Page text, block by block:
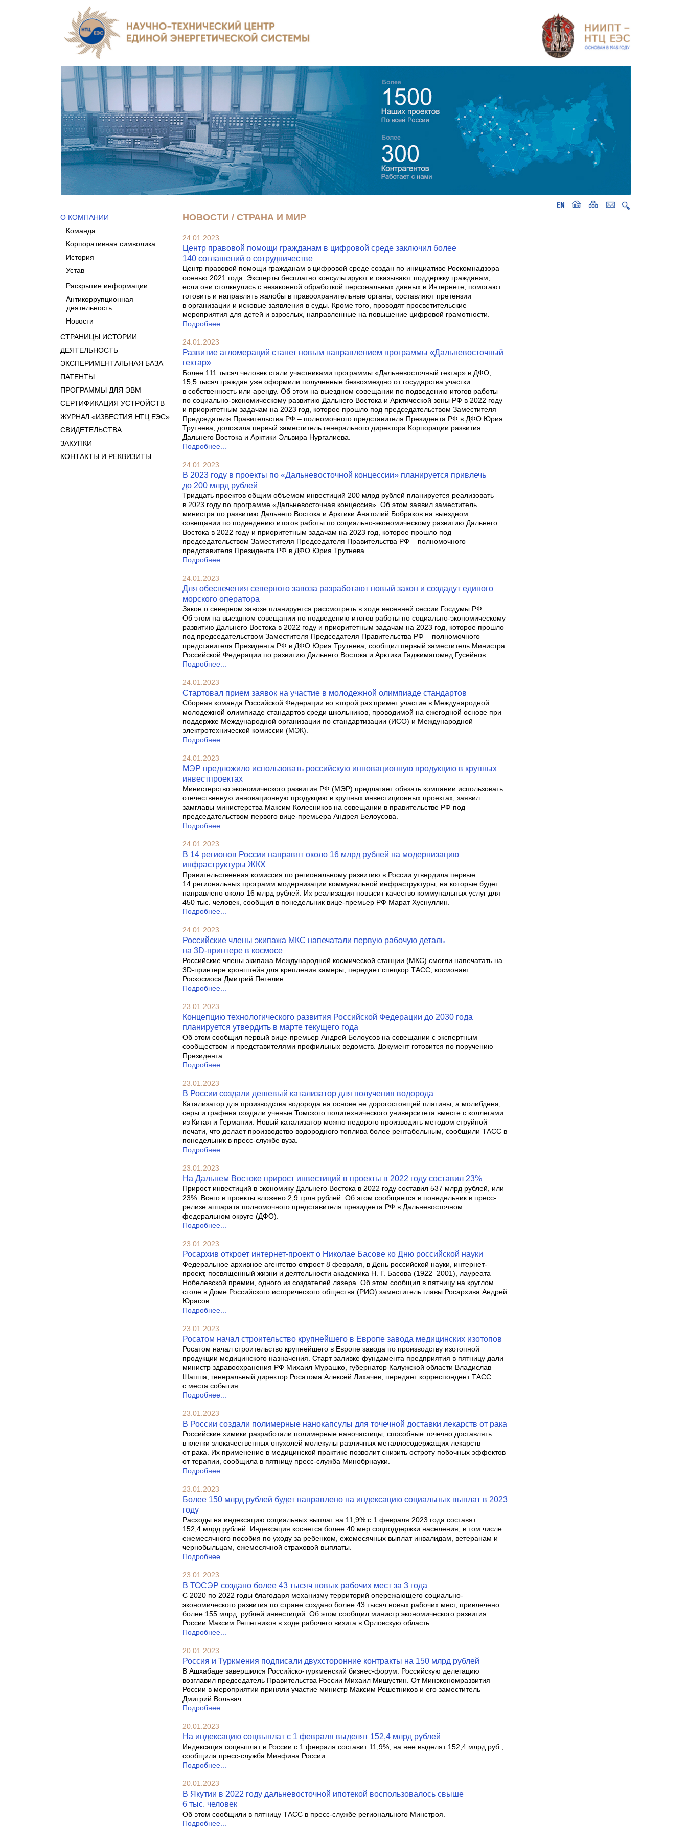
О КОМПАНИИ
Команда
Корпоративная символика
История
Устав
Раскрытие информации
Антикоррупционная
деятельность
Новости
СТРАНИЦЫ ИСТОРИИ
ДЕЯТЕЛЬНОСТЬ
ЭКСПЕРИМЕНТАЛЬНАЯ БАЗА
ПАТЕНТЫ
ПРОГРАММЫ ДЛЯ ЭВМ
СЕРТИФИКАЦИЯ УСТРОЙСТВ
ЖУРНАЛ «ИЗВЕСТИЯ НТЦ ЕЭС»
СВИДЕТЕЛЬСТВА
ЗАКУПКИ
КОНТАКТЫ И РЕКВИЗИТЫ
НОВОСТИ / СТРАНА И МИР
24.01.2023
Центр правовой помощи гражданам в цифровой среде заключил более
140 соглашений о сотрудничестве
Центр правовой помощи гражданам в цифровой среде создан по инициативе Роскомнадзора
осенью 2021 года. Эксперты бесплатно консультируют и оказывают поддержку гражданам,
если они столкнулись с незаконной обработкой персональных данных в Интернете, помогают
готовить и направлять жалобы в правоохранительные органы, составляют претензии
в организации и исковые заявления в суды. Кроме того, проводят просветительские
мероприятия для детей и взрослых, направленные на повышение цифровой грамотности.
Подробнее...
24.01.2023
Развитие агломераций станет новым направлением программы «Дальневосточный
гектар»
Более 111 тысяч человек стали участниками программы «Дальневосточный гектар» в ДФО,
15,5 тысяч граждан уже оформили полученные безвозмездно от государства участки
в собственность или аренду. Об этом на выездном совещании по подведению итогов работы
по социально-экономическому развитию Дальнего Востока и Арктической зоны РФ в 2022 году
и приоритетным задачам на 2023 год, которое прошло под председательством Заместителя
Председателя Правительства РФ – полномочного представителя Президента РФ в ДФО Юрия
Трутнева, доложила первый заместитель генерального директора Корпорации развития
Дальнего Востока и Арктики Эльвира Нургалиева.
Подробнее...
24.01.2023
В 2023 году в проекты по «Дальневосточной концессии» планируется привлечь
до 200 млрд рублей
Тридцать проектов общим объемом инвестиций 200 млрд рублей планируется реализовать
в 2023 году по программе «Дальневосточная концессия». Об этом заявил заместитель
министра по развитию Дальнего Востока и Арктики Анатолий Бобраков на выездном
совещании по подведению итогов работы по социально-экономическому развитию Дальнего
Востока в 2022 году и приоритетным задачам на 2023 год, которое прошло под
председательством Заместителя Председателя Правительства РФ – полномочного
представителя Президента РФ в ДФО Юрия Трутнева.
Подробнее...
24.01.2023
Для обеспечения северного завоза разработают новый закон и создадут единого
морского оператора
Закон о северном завозе планируется рассмотреть в ходе весенней сессии Госдумы РФ.
Об этом на выездном совещании по подведению итогов работы по социально-экономическому
развитию Дальнего Востока в 2022 году и приоритетным задачам на 2023 год, которое прошло
под председательством Заместителя Председателя Правительства РФ – полномочного
представителя Президента РФ в ДФО Юрия Трутнева, сообщил первый заместитель Министра
Российской Федерации по развитию Дальнего Востока и Арктики Гаджимагомед Гусейнов.
Подробнее...
24.01.2023
Стартовал прием заявок на участие в молодежной олимпиаде стандартов
Сборная команда Российской Федерации во второй раз примет участие в Международной
молодежной олимпиаде стандартов среди школьников, проводимой на ежегодной основе при
поддержке Международной организации по стандартизации (ИСО) и Международной
электротехнической комиссии (МЭК).
Подробнее...
24.01.2023
МЭР предложило использовать российскую инновационную продукцию в крупных
инвестпроектах
Министерство экономического развития РФ (МЭР) предлагает обязать компании использовать
отечественную инновационную продукцию в крупных инвестиционных проектах, заявил
замглавы министерства Максим Колесников на совещании в правительстве РФ под
председательством первого вице-премьера Андрея Белоусова.
Подробнее...
24.01.2023
В 14 регионов России направят около 16 млрд рублей на модернизацию
инфраструктуры ЖКХ
Правительственная комиссия по региональному развитию в России утвердила первые
14 региональных программ модернизации коммунальной инфраструктуры, на которые будет
направлено около 16 млрд рублей. Их реализация повысит качество коммунальных услуг для
450 тыс. человек, сообщил в понедельник вице-премьер РФ Марат Хуснуллин.
Подробнее...
24.01.2023
Российские члены экипажа МКС напечатали первую рабочую деталь
на 3D-принтере в космосе
Российские члены экипажа Международной космической станции (МКС) смогли напечатать на
3D-принтере кронштейн для крепления камеры, передает спецкор ТАСС, космонавт
Роскосмоса Дмитрий Петелин.
Подробнее...
23.01.2023
Концепцию технологического развития Российской Федерации до 2030 года
планируется утвердить в марте текущего года
Об этом сообщил первый вице-премьер Андрей Белоусов на совещании с экспертным
сообществом и представителями профильных ведомств. Документ готовится по поручению
Президента.
Подробнее...
23.01.2023
В России создали дешевый катализатор для получения водорода
Катализатор для производства водорода на основе не дорогостоящей платины, а молибдена,
серы и графена создали ученые Томского политехнического университета вместе с коллегами
из Китая и Германии. Новый катализатор можно недорого производить методом струйной
печати, что делает производство водородного топлива более рентабельным, сообщили ТАСС в
понедельник в пресс-службе вуза.
Подробнее...
23.01.2023
На Дальнем Востоке прирост инвестиций в проекты в 2022 году составил 23%
Прирост инвестиций в экономику Дальнего Востока в 2022 году составил 537 млрд рублей, или
23%. Всего в проекты вложено 2,9 трлн рублей. Об этом сообщается в понедельник в пресс-
релизе аппарата полномочного представителя президента РФ в Дальневосточном
федеральном округе (ДФО).
Подробнее...
23.01.2023
Росархив откроет интернет-проект о Николае Басове ко Дню российской науки
Федеральное архивное агентство откроет 8 февраля, в День российской науки, интернет-
проект, посвященный жизни и деятельности академика Н. Г. Басова (1922–2001), лауреата
Нобелевской премии, одного из создателей лазера. Об этом сообщил в пятницу на круглом
столе в Доме Российского исторического общества (РИО) заместитель главы Росархива Андрей
Юрасов.
Подробнее...
23.01.2023
Росатом начал строительство крупнейшего в Европе завода медицинских изотопов
Росатом начал строительство крупнейшего в Европе завода по производству изотопной
продукции медицинского назначения. Старт заливке фундамента предприятия в пятницу дали
министр здравоохранения РФ Михаил Мурашко, губернатор Калужской области Владислав
Шапша, генеральный директор Росатома Алексей Лихачев, передает корреспондент ТАСС
с места события.
Подробнее...
23.01.2023
В России создали полимерные нанокапсулы для точечной доставки лекарств от рака
Российские химики разработали полимерные наночастицы, способные точечно доставлять
в клетки злокачественных опухолей молекулы различных металлосодержащих лекарств
от рака. Их применение в медицинской практике позволит снизить остроту побочных эффектов
от терапии, сообщила в пятницу пресс-служба Минобрнауки.
Подробнее...
23.01.2023
Более 150 млрд рублей будет направлено на индексацию социальных выплат в 2023
году
Расходы на индексацию социальных выплат на 11,9% с 1 февраля 2023 года составят
152,4 млрд рублей. Индексация коснется более 40 мер соцподдержки населения, в том числе
ежемесячного пособия по уходу за ребенком, ежемесячных выплат инвалидам, ветеранам и
чернобыльцам, ежемесячной страховой выплаты.
Подробнее...
23.01.2023
В ТОСЭР создано более 43 тысяч новых рабочих мест за 3 года
С 2020 по 2022 годы благодаря механизму территорий опережающего социально-
экономического развития по стране создано более 43 тысяч новых рабочих мест, привлечено
более 155 млрд. рублей инвестиций. Об этом сообщил министр экономического развития
России Максим Решетников в ходе рабочего визита в Орловскую область.
Подробнее...
20.01.2023
Россия и Туркмения подписали двухсторонние контракты на 150 млрд рублей
В Ашхабаде завершился Российско-туркменский бизнес-форум. Российскую делегацию
возглавил председатель Правительства России Михаил Мишустин. От Минэкономразвития
России в мероприятии приняли участие министр Максим Решетников и его заместитель –
Дмитрий Вольвач.
Подробнее...
20.01.2023
На индексацию соцвыплат с 1 февраля выделят 152,4 млрд рублей
Индексация соцвыплат в России с 1 февраля составит 11,9%, на нее выделят 152,4 млрд руб.,
сообщила пресс-служба Минфина России.
Подробнее...
20.01.2023
В Якутии в 2022 году дальневосточной ипотекой воспользовалось свыше
6 тыс. человек
Об этом сообщили в пятницу ТАСС в пресс-службе регионального Минстроя.
Подробнее...